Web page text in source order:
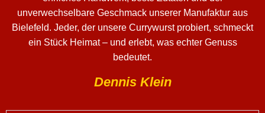
unverwechselbare Geschmack unserer Manufaktur aus
Bielefeld. Jeder, der unsere Currywurst probiert, schmeckt
ein Stück Heimat – und erlebt, was echter Genuss
bedeutet.
Dennis Klein